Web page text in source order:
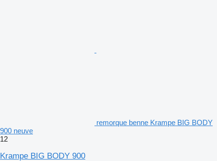
remorque benne Krampe BIG BODY
900 neuve
12
Krampe BIG BODY 900